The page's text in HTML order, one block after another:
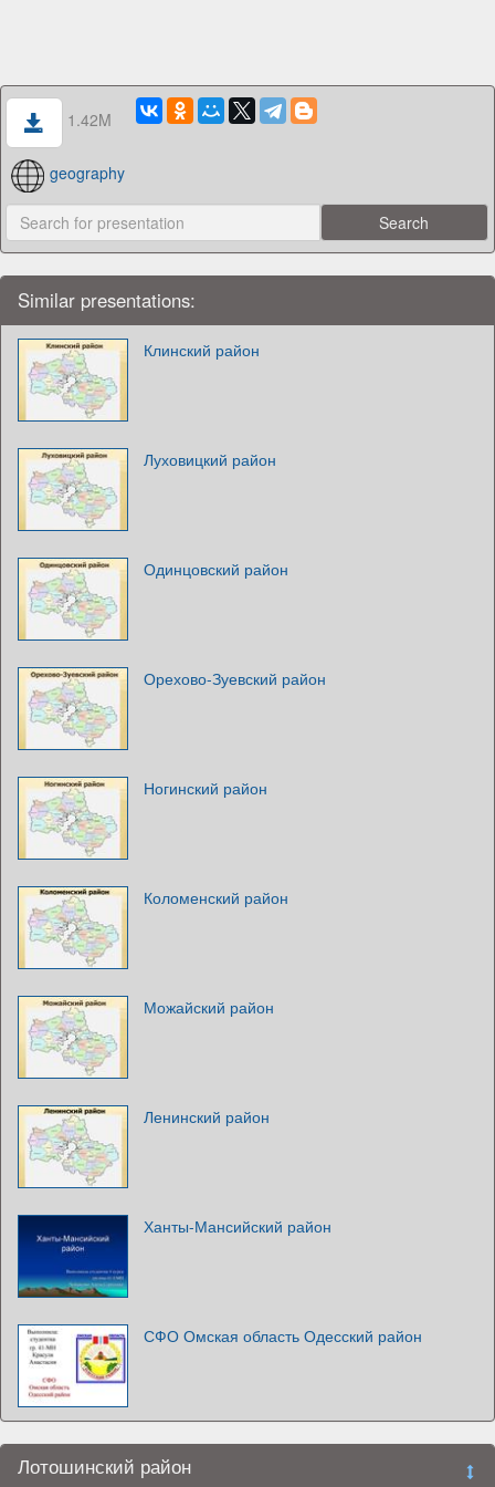
1.42M
geography
Similar presentations:
Клинский район
Луховицкий район
Одинцовский район
Орехово-Зуевский район
Ногинский район
Коломенский район
Можайский район
Ленинский район
Ханты-Мансийский район
СФО Омская область Одесский район
Лотошинский район